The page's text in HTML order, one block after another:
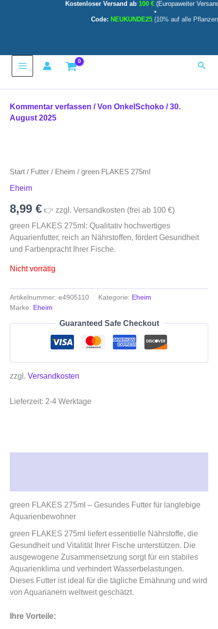
Kostenloser Versand ab 100 € (Europaweiter
•
Code: NEUKUNDE25 (10% auf alle
Main
Kommentar verfassen / Von OnkelSchoko /30.
August 2025
Start / Futter / Eheim / green FLAKES 275ml
Eheim
8,99 € 👉 zzgl. Versandkosten (frei ab 100 €)
green FLAKES 275ml: Qualitativ hochwertiges
Aquarienfutter, reich an Nährstoffen, fördert Gesundheit
und Farbenpracht Ihrer Fische.
Nicht vorrätig
Artikelnummer: e4905110 Kategorie: Eheim
Marke: Eheim
Guaranteed Safe Checkout
zzgl. Versandkosten
Lieferzeit: 2-4 Werktage
green FLAKES 275ml – Gesundes Futter für langlebige
Aquarienbewohner
green FLAKES 275ml liefert essentielle Nährstoffe, die
Gesundheit und Vitalität Ihrer Fische unterstützen. Die
ausgewogene Zusammensetzung sorgt für ein stabiles
Aquarienklima und verhindert Wasserbelastungen.
Dieses Futter ist ideal für die tägliche Ernährung und wird
von Aquarianern weltweit geschätzt.
Ihre Vorteile: